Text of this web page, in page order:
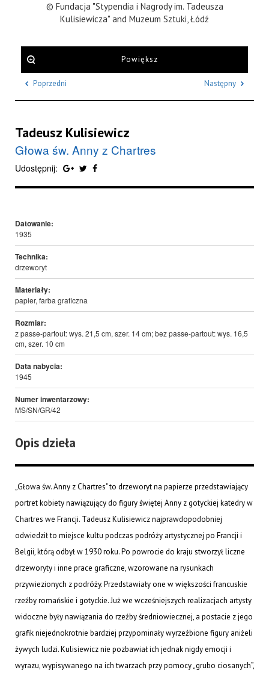
© Fundacja "Stypendia i Nagrody im. Tadeusza
Kulisiewicza" and Muzeum Sztuki, Łódź
Powiększ
Poprzedni Następny
Tadeusz Kulisiewicz
Głowa św. Anny z Chartres
Udostępnij:
Datowanie:
1935
Technika:
drzeworyt
Materiały:
papier, farba graficzna
Rozmiar:
z passe-partout: wys. 21,5 cm, szer. 14 cm; bez passe-partout: wys. 16,5
cm, szer. 10 cm
Data nabycia:
1945
Numer inwentarzowy:
MS/SN/GR/42
Opis dzieła
„Głowa św. Anny z Chartres" to drzeworyt na papierze przedstawiający
portret kobiety nawiązujący do figury świętej Anny z gotyckiej katedry w
Chartres we Francji. Tadeusz Kulisiewicz najprawdopodobniej
odwiedził to miejsce kultu podczas podróży artystycznej po Francji i
Belgii, którą odbył w 1930 roku. Po powrocie do kraju stworzył liczne
drzeworyty i inne prace graficzne, wzorowane na rysunkach
przywiezionych z podróży. Przedstawiały one w większości francuskie
rzeźby romańskie i gotyckie. Już we wcześniejszych realizacjach artysty
widoczne były nawiązania do rzeźby średniowiecznej, a postacie z jego
grafik niejednokrotnie bardziej przypominały wyrzeźbione figury aniżeli
żywych ludzi. Kulisiewicz nie pozbawiał ich jednak nigdy emocji i
wyrazu, wypisywanego na ich twarzach przy pomocy „grubo ciosanych”,